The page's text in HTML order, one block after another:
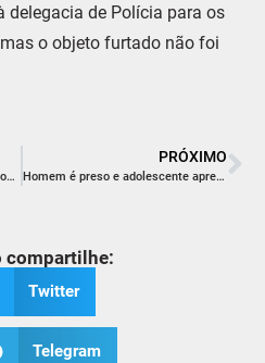
de Polícia para os
o objeto furtado não foi
Desavença entre vizinhos acaba com veículo incendiado
PRÓXIMO
Homem é preso e adolescente apreendido por roubo de motocicleta
compartilhe:
Twitter
Telegram